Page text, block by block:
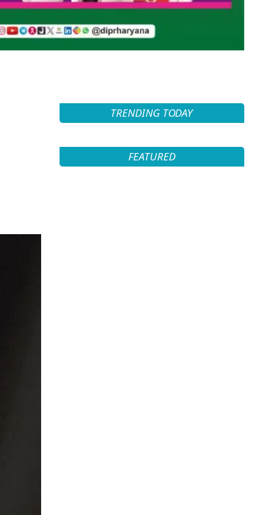
TRENDING TODAY
FEATURED